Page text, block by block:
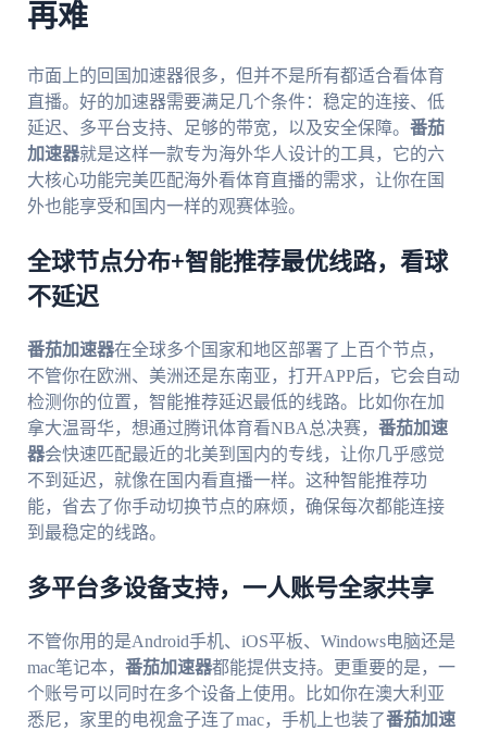
再难
市面上的回国加速器很多，但并不是所有都适合看体育
直播。好的加速器需要满足几个条件：稳定的连接、低
延迟、多平台支持、足够的带宽，以及安全保障。 番茄
加速器就是这样一款专为海外华人设计的工具，它的六
大核心功能完美匹配海外看体育直播的需求，让你在国
外也能享受和国内一样的观赛体验。
全球节点分布+智能推荐最优线路，看球
不延迟
番茄加速器在全球多个国家和地区部署了上百个节点，
不管你在欧洲、美洲还是东南亚，打开APP后，它会自动
检测你的位置，智能推荐延迟最低的线路。比如你在加
拿大温哥华，想通过腾讯体育看NBA总决赛， 番茄加速
器会快速匹配最近的北美到国内的专线，让你几乎感觉
不到延迟，就像在国内看直播一样。这种智能推荐功
能，省去了你手动切换节点的麻烦，确保每次都能连接
到最稳定的线路。
多平台多设备支持，一人账号全家共享
不管你用的是Android手机、iOS平板、Windows电脑还是
mac笔记本， 番茄加速器都能提供支持。更重要的是，一
个账号可以同时在多个设备上使用。比如你在澳大利亚
悉尼，家里的电视盒子连了mac，手机上也装了番茄加速